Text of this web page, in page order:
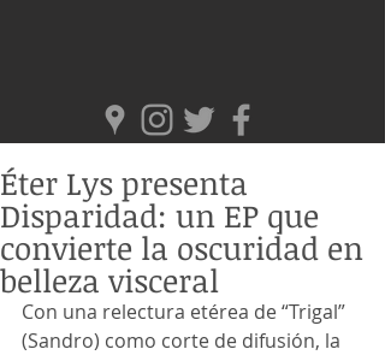
Éter Lys presenta
Disparidad: un EP que
convierte la oscuridad en
belleza visceral
Con una relectura etérea de “Trigal”
(Sandro) como corte de difusión, la